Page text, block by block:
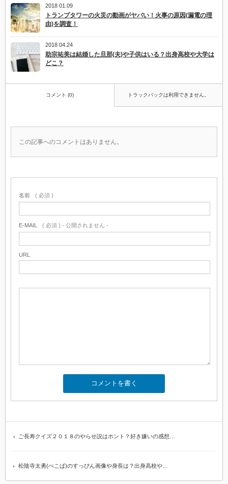
2018 01.09
トランプタワーの火災の動画がヤバい！火事の原因(漏電の理
由)を調査！
2018 04.24
助宗祐美は結婚した旦那(夫)や子供はいる？出身高校や大学は
どこ？
コメント (0) トラックバックは利用できません。
この記事へのコメントはありません。
名前 ( 必須 )
E-MAIL ( 必須 ) - 公開されません -
URL
ご長寿クイズ２０１８のやらせ説はホント？好き嫌いの感想…
松陰寺太勇(ぺこぱ)のすっぴん画像や身長は？出身高校や…